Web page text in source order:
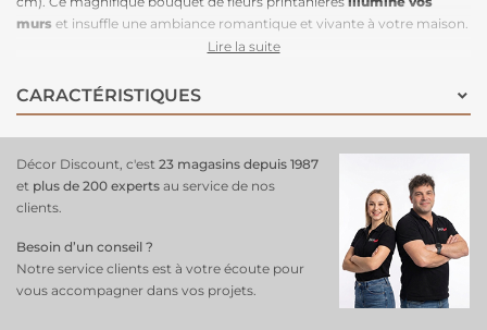
murs et insuffle une ambiance romantique et vivante à votre maison.
ou un salon, ce
fleuri. Parfait pour ceux qui recherchent une déco pleine de charme,
ce décor mural respire la vitalité et invite la nature à s'installer chez
Lire la suite
CARACTÉRISTIQUES
Décor Discount, c'est 23 magasins depuis 1987
et plus de 200 experts au service de nos
clients.
Besoin d’un conseil ?
Notre service clients est à votre écoute pour
vous accompagner dans vos projets.